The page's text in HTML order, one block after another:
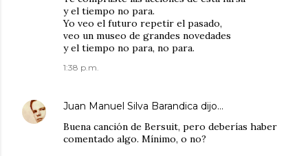
y el tiempo no para.
Yo veo el futuro repetir el pasado,
veo un museo de grandes novedades
y el tiempo no para, no para.
1:38 p.m.
Juan Manuel Silva Barandica dijo…
Buena canción de Bersuit, pero deberías haber
comentado algo. Mínimo, o no?